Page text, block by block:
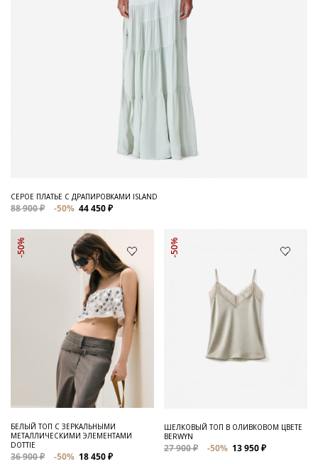
СЕРОЕ ПЛАТЬЕ С ДРАПИРОВКАМИ ISLAND
88 900 ₽ -50% 44 450 ₽
-50%
БЕЛЫЙ ТОП С ЗЕРКАЛЬНЫМИ
МЕТАЛЛИЧЕСКИМИ ЭЛЕМЕНТАМИ
DOTTIE
36 900 ₽ -50% 18 450 ₽
-50%
ШЕЛКОВЫЙ ТОП В ОЛИВКОВОМ ЦВЕТЕ
BERWYN
27 900 ₽ -50% 13 950 ₽